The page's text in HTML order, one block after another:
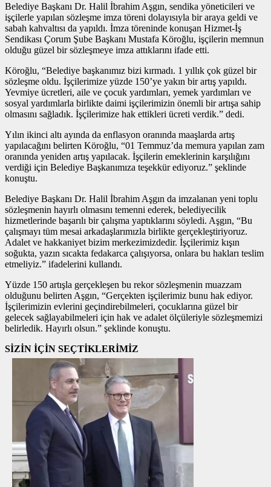
Belediye Başkanı Dr. Halil İbrahim Aşgın, sendika yöneticileri ve
işçilerle yapılan sözleşme imza töreni dolayısıyla bir araya geldi ve
sabah kahvaltısı da yapıldı. İmza töreninde konuşan Hizmet-İş
Sendikası Çorum Şube Başkanı Mustafa Köroğlu, işçilerin memnun
olduğu güzel bir sözleşmeye imza attıklarını ifade etti.
Köroğlu, “Belediye başkanımız bizi kırmadı. 1 yıllık çok güzel bir
sözleşme oldu. İşçilerimize yüzde 150’ye yakın bir artış yapıldı.
Yevmiye ücretleri, aile ve çocuk yardımları, yemek yardımları ve
sosyal yardımlarla birlikte daimi işçilerimizin önemli bir artışa sahip
olmasını sağladık. İşçilerimize hak ettikleri ücreti verdik.” dedi.
Yılın ikinci altı ayında da enflasyon oranında maaşlarda artış
yapılacağını belirten Köroğlu, “01 Temmuz’da memura yapılan zam
oranında yeniden artış yapılacak. İşçilerin emeklerinin karşılığını
verdiği için Belediye Başkanımıza teşekkür ediyoruz.” şeklinde
konuştu.
Belediye Başkanı Dr. Halil İbrahim Aşgın da imzalanan yeni toplu
sözleşmenin hayırlı olmasını temenni ederek, belediyecilik
hizmetlerinde başarılı bir çalışma yaptıklarını söyledi. Aşgın, “Bu
çalışmayı tüm mesai arkadaşlarımızla birlikte gerçekleştiriyoruz.
Adalet ve hakkaniyet bizim merkezimizdedir. İşçilerimiz kışın
soğukta, yazın sıcakta fedakarca çalışıyorsa, onlara bu hakları teslim
etmeliyiz.” ifadelerini kullandı.
Yüzde 150 artışla gerçekleşen bu rekor sözleşmenin muazzam
olduğunu belirten Aşgın, “Gerçekten işçilerimiz bunu hak ediyor.
İşçilerimizin evlerini geçindirebilmeleri, çocuklarına güzel bir
gelecek sağlayabilmeleri için hak ve adalet ölçüleriyle sözleşmemizi
belirledik. Hayırlı olsun.” şeklinde konuştu.
SİZİN İÇİN SEÇTİKLERİMİZ